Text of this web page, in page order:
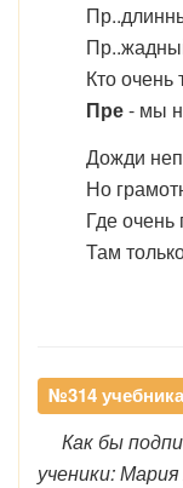
Кто очень
Пре- мы
Дожди
Но
Где очень
Там
№314
Как бы
ученики: